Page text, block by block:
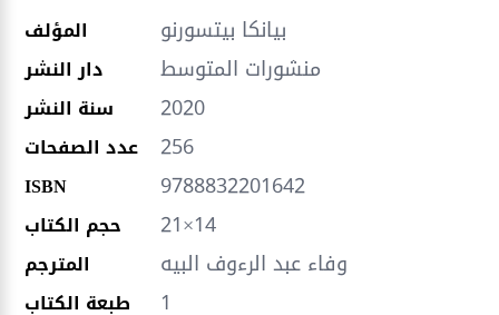
المؤلف بيانكا بيتسورنو
دار النشر منشورات المتوسط
سنة النشر 2020
عدد الصفحات 256
ISBN 9788832201642
حجم الكتاب 21×14
المترجم وفاء عبد الرءوف البيه
طبعة الكتاب 1